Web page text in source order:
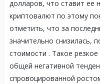
долларов, что ставит ее
криптовалют по этому
отметить, что за
значительно снизилась,
стоимости . Такое
общей негативной
спровоцированной